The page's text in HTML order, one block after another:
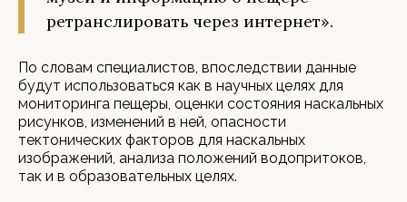
ретранслировать через интернет».
По словам специалистов, впоследствии данные
будут использоваться как в научных целях для
мониторинга пещеры, оценки состояния наскальных
рисунков, изменений в ней, опасности
тектонических факторов для наскальных
изображений, анализа положений водопритоков,
так и в образовательных целях.